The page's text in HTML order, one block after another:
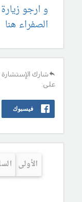
و ارجو
الصفراء هنا
شارك
على:
فيسبوك
الأولى